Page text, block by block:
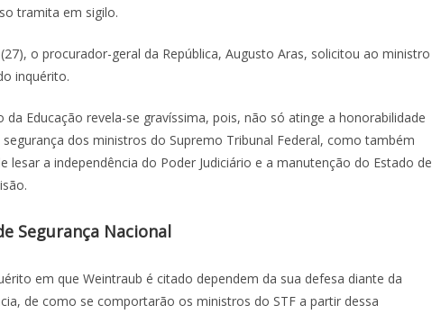
tramita em sigilo.
o procurador-geral da República, Augusto Aras, solicitou ao ministro
inquérito.
Educação revela-se gravíssima, pois, não só atinge a honorabilidade
dos ministros do Supremo Tribunal Federal, como também
lesar a independência do Poder Judiciário e a manutenção do Estado de
Segurança Nacional
em que Weintraub é citado dependem da sua defesa diante da
de como se comportarão os ministros do STF a partir dessa